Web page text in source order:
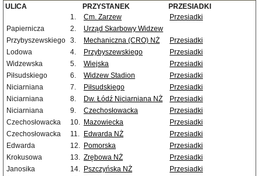
ULICA PRZYSTANEK
PRZESIADKI
1.
Cm. Zarzew
Przesiadki
Papiernicza
2.
Urząd Skarbowy Widzew
Przybyszewskiego 3. Mechaniczna (CRO) NŻ
Przesiadki
Lodowa
4. Przybyszewskiego
Przesiadki
Widzewska
5. Wiejska
Przesiadki
Piłsudskiego
6. Widzew Stadion
Przesiadki
Niciarniana
7. Piłsudskiego
Przesiadki
Niciarniana
8. Dw. Łódź Niciarniana NŻ
Przesiadki
Niciarniana
9. Czechosłowacka
Przesiadki
Czechosłowacka
10. Mazowiecka
Przesiadki
Czechosłowacka
11. Edwarda NŻ
Przesiadki
Edwarda
12. Pomorska
Przesiadki
Krokusowa
13. Zrębowa NŻ
Przesiadki
Janosika
14. Pszczyńska NŻ
Przesiadki